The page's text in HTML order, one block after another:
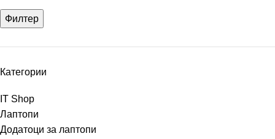
Филтер
Категории
IT Shop
Лаптопи
Додатоци за лаптопи